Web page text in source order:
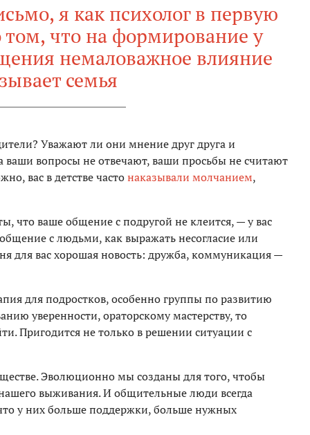
я как психолог в первую
том, что на формирование у
немаловажное влияние
семья
Уважают ли они мнение друг друга и
вопросы не отвечают, ваши просьбы не считают
вас в детстве частонаказывали молчанием,
что ваше общение с подругой не клеится, — у вас
с людьми, как выражать несогласие или
для вас хорошая новость: дружба, коммуникация —
для подростков, особенно группы по развитию
уверенности, ораторскому мастерству, то
Пригодится не только в решении ситуации с
Эволюционно мы созданы для того, чтобы
выживания. И общительные люди всегда
у них больше поддержки, больше нужных